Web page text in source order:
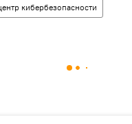
кибербезопасности